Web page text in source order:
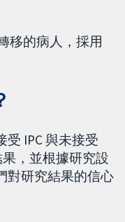
移的病人，採用
IPC 與未接受
，並根據研究設
對研究結果的信心